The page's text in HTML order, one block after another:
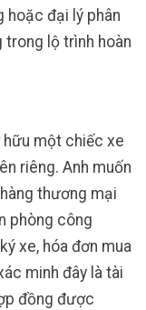
hoặc đại lý phân
trong lộ trình hoàn
hữu một chiếc xe
riêng. Anh muốn
thương mại
phòng công
xe, hóa đơn mua
minh đây là tài
đồng được